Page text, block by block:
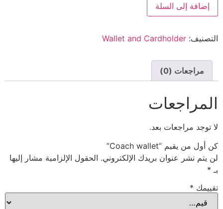
إضافة إلى السلة
التصنيف: Wallet and Cardholder
مراجعات (0)
المراجعات
لا توجد مراجعات بعد.
كن أول من يقيم “Coach wallet”
لن يتم نشر عنوان بريدك الإلكتروني. الحقول الإلزامية مشار إليها
بـ *
تقييمك *